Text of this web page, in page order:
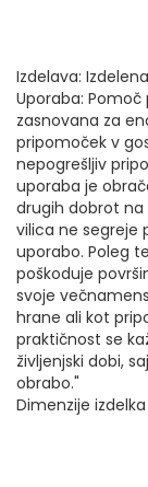
Izdelava:
Uporaba: Pomoč
zasnovana za
pripomoček v
nepogrešljiv
uporaba je
drugih dobrot na
vilica ne segreje
uporabo. Poleg
poškoduje
svoje
hrane ali kot
praktičnost se
življenjski dobi,
obrabo."
Dimenzije